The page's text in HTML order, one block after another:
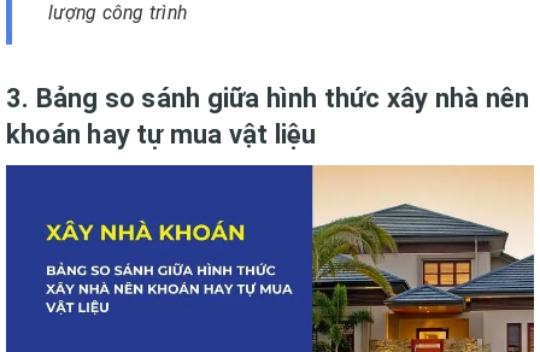
lượng công trình
3. Bảng so sánh giữa hình thức xây nhà nên
khoán hay tự mua vật liệu